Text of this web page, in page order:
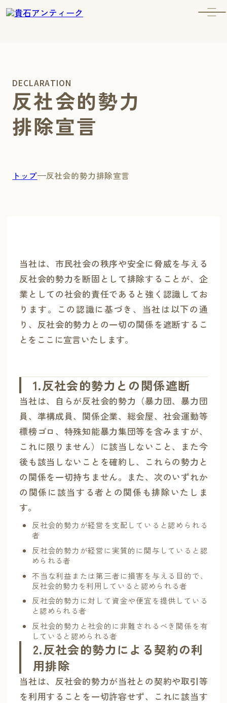
DECLARATION
反社会的勢力
排除宣言
トップ 反社会的勢力排除宣言
当社は、市民社会の秩序や安全に脅威を与える
反社会的勢力を断固として排除することが、企
業としての社会的責任であると強く認識してお
ります。この認識に基づき、当社は以下の通
り、反社会的勢力との一切の関係を遮断するこ
とをここに宣言いたします。
1.反社会的勢力との関係遮断
当社は、自らが反社会的勢力（暴力団、暴力団
員、準構成員、関係企業、総会屋、社会運動等
標榜ゴロ、特殊知能暴力集団等を含みますが、
これに限りません）に該当しないこと、また今
後も該当しないことを確約し、これらの勢力と
の関係を一切持ちません。また、次のいずれか
の関係に該当する者との関係も排除いたしま
す。
反社会的勢力が経営を支配していると認められる
者
反社会的勢力が経営に実質的に関与していると認
められる者
不当な利益または第三者に損害を与える目的で、
反社会的勢力を利用していると認められる者
反社会的勢力に対して資金や便宜を提供している
と認められる者
反社会的勢力と社会的に非難されるべき関係を有
していると認められる者
2.反社会的勢力による契約の利
用排除
当社は、反社会的勢力が当社との契約や取引等
を利用することを一切許容せず、これに該当す